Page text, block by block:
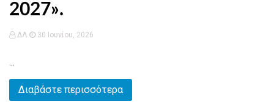
2027».
ΔΛ 30 Ιουνίου, 2026
...
Διαβάστε περισσότερα